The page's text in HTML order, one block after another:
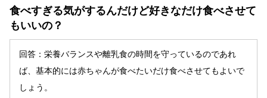
食べすぎる気がするんだけど好きなだけ食べさせて
もいいの？
回答：栄養バランスや離乳食の時間を守っているのであれ
ば、基本的には赤ちゃんが食べたいだけ食べさせてもよいで
しょう。